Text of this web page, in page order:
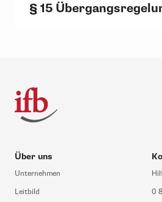
§ 15
Über uns
Unternehmen
Leitbild
0